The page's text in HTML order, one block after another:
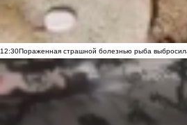
12:30Пораженная страшной болезнью рыба